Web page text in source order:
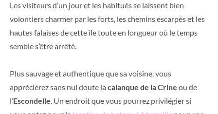
Les visiteurs d’un jour et les habitués se laissent bien
volontiers charmer par les forts, les chemins escarpés et les
hautes falaises de cette île toute en longueur où le temps
semble s’être arrêté.
Plus sauvage et authentique que sa voisine, vous
apprécierez sans nul doute la calanque de la Crine ou de
l’Escondelle. Un endroit que vous pourrez privilégier si